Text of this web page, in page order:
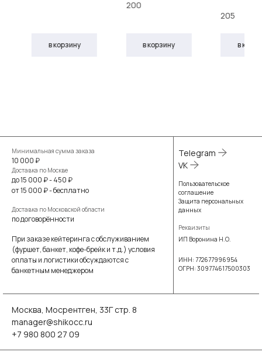
в корзину
200
в корзину
205
в
Минимальная сумма заказа
10 000 ₽
Доставка по Москве
до 15 000 ₽ - 450 ₽
от 15 000 ₽ - бесплатно
Доставка по Московской области
по договорённости
При заказе кейтеринга с обслуживанием
(фуршет, банкет, кофе-брейк и т.д.) условия
оплаты и логистики обсуждаются с
банкетным менеджером
Telegram
VK
Пользовательское
соглашение
Защита персональных
данных
Реквизиты
ИП Воронина Н.О.
ИНН: 772677996954
ОГРН: 309774617500303
Москва, Мосрентген, 33Г стр. 8
manager@shikocc.ru
+7 980 800 27 09